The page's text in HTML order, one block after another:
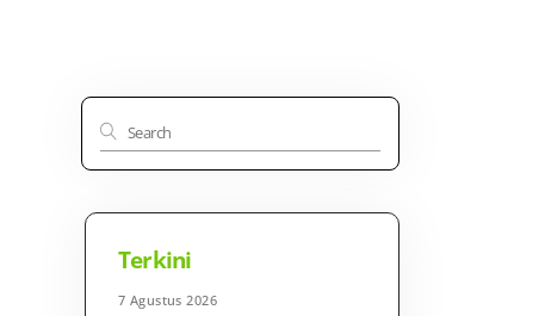
Terkini
7 Agustus 2026